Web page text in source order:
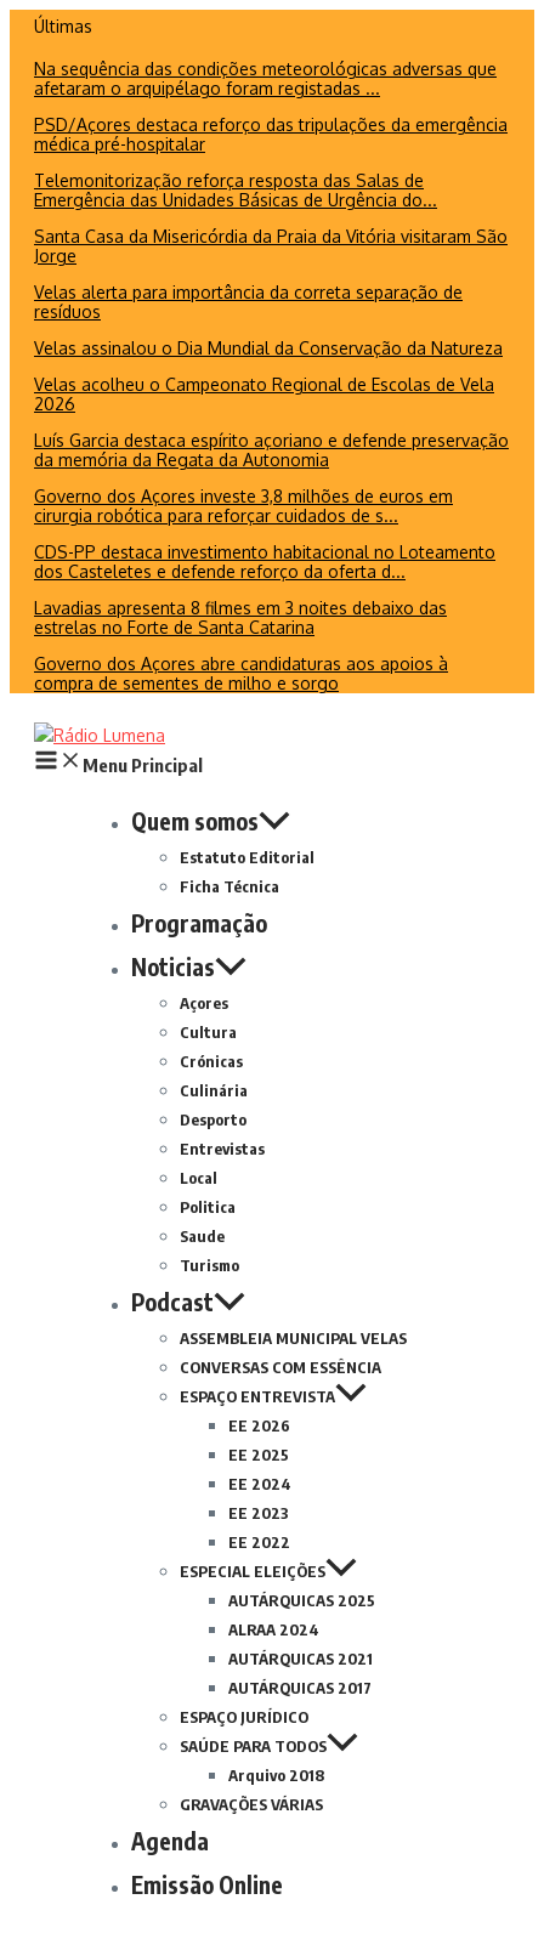
conteúdo
Últimas
Na sequência das condições meteorológicas adversas que
afetaram o arquipélago foram registadas ...
PSD/Açores destaca reforço das tripulações da emergência
médica pré-hospitalar
Telemonitorização reforça resposta das Salas de
Emergência das Unidades Básicas de Urgência do...
Santa Casa da Misericórdia da Praia da Vitória visitaram São
Jorge
Velas alerta para importância da correta separação de
resíduos
Velas assinalou o Dia Mundial da Conservação da Natureza
Velas acolheu o Campeonato Regional de Escolas de Vela
2026
Luís Garcia destaca espírito açoriano e defende preservação
da memória da Regata da Autonomia
Governo dos Açores investe 3,8 milhões de euros em
cirurgia robótica para reforçar cuidados de s...
CDS-PP destaca investimento habitacional no Loteamento
dos Casteletes e defende reforço da oferta d...
Lavadias apresenta 8 filmes em 3 noites debaixo das
estrelas no Forte de Santa Catarina
Governo dos Açores abre candidaturas aos apoios à
compra de sementes de milho e sorgo
Menu Principal
Quem somos
Estatuto Editorial
Ficha Técnica
Programação
Noticias
Açores
Cultura
Crónicas
Culinária
Desporto
Entrevistas
Local
Politica
Saude
Turismo
Podcast
ASSEMBLEIA MUNICIPAL VELAS
CONVERSAS COM ESSÊNCIA
ESPAÇO ENTREVISTA
EE 2026
EE 2025
EE 2024
EE 2023
EE 2022
ESPECIAL ELEIÇÕES
AUTÁRQUICAS 2025
ALRAA 2024
AUTÁRQUICAS 2021
AUTÁRQUICAS 2017
ESPAÇO JURÍDICO
SAÚDE PARA TODOS
Arquivo 2018
GRAVAÇÕES VÁRIAS
Agenda
Emissão Online